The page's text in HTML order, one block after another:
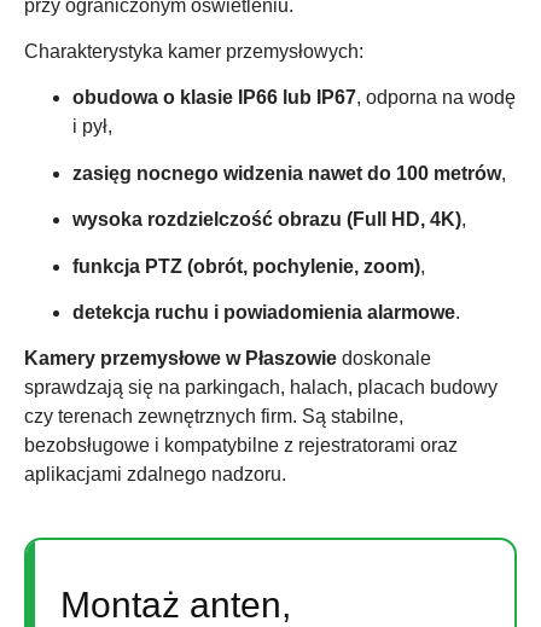
przy ograniczonym oświetleniu.
Charakterystyka kamer przemysłowych:
obudowa o klasie IP66 lub IP67, odporna na wodę
i pył,
zasięg nocnego widzenia nawet do 100 metrów,
wysoka rozdzielczość obrazu (Full HD, 4K),
funkcja PTZ (obrót, pochylenie, zoom),
detekcja ruchu i powiadomienia alarmowe.
Kamery przemysłowe w Płaszowie doskonale
sprawdzają się na parkingach, halach, placach budowy
czy terenach zewnętrznych firm. Są stabilne,
bezobsługowe i kompatybilne z rejestratorami oraz
aplikacjami zdalnego nadzoru.
Montaż anten,